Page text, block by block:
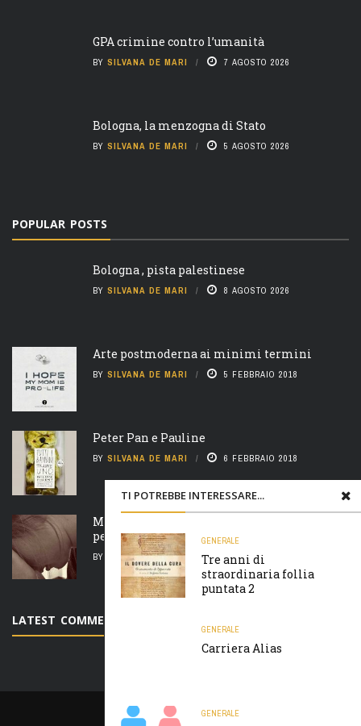
TI POTREBBE INTERESSARE...
GENERALE
Tre anni di
straordinaria follia
puntata 2
GENERALE
Carriera Alias
GENERALE
GPA crimine contro l’umanità
BY SILVANA DE MARI 7 AGOSTO 2026
Bologna, la menzogna di Stato
BY SILVANA DE MARI 5 AGOSTO 2026
POPULAR POSTS
Bologna , pista palestinese
BY SILVANA DE MARI 8 AGOSTO 2026
Arte postmoderna ai minimi termini
BY SILVANA DE MARI 5 FEBBRAIO 2018
Peter Pan e Pauline
BY SILVANA DE MARI 6 FEBBRAIO 2018
Madre natura è un’ arcigna megera e non
perdona nulla
BY SILVANA DE MARI 7 FEBBRAIO 2018
LATEST COMMENTS
PRIVACY E COOKIES